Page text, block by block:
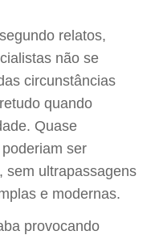
relatos,
não se
circunstâncias
quando
Quase
ser
sem ultrapassagens
e modernas.
provocando